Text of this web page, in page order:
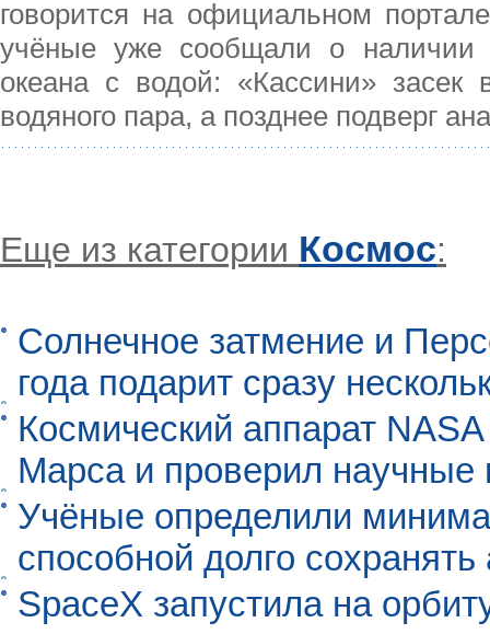
говорится на официальном
учёные уже сообщали о наличии
океана с водой: «Кассини»
водяного пара, а позднее подверг
Еще из категории Космос:
Солнечное затмение и
года подарит сразу
Космический аппарат
Марса и проверил научные
Учёные определили
способной долго
SpaceX запустила на